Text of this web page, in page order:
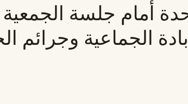
أمام جلسة
الجماعية وجرائم